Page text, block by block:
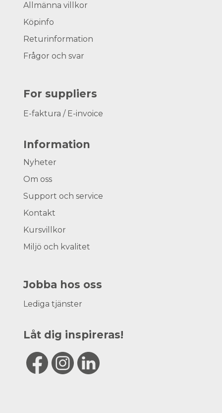
Allmänna villkor
Köpinfo
Returinformation
Frågor och svar
For suppliers
E-faktura / E-invoice
Information
Nyheter
Om oss
Support och service
Kontakt
Kursvillkor
Miljö och kvalitet
Jobba hos oss
Lediga tjänster
Låt dig inspireras!